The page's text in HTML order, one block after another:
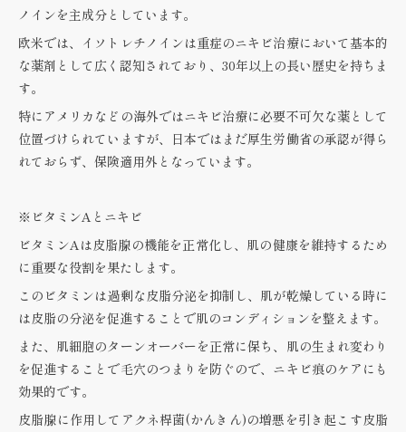
ノインを主成分としています。
欧米では、イソトレチノインは重症のニキビ治療において基本的
な薬剤として広く認知されており、30年以上の長い歴史を持ちま
す。
特にアメリカなどの海外ではニキビ治療に必要不可欠な薬として
位置づけられていますが、日本ではまだ厚生労働省の承認が得ら
れておらず、保険適用外となっています。
※ビタミンAとニキビ
ビタミンAは皮脂腺の機能を正常化し、肌の健康を維持するため
に重要な役割を果たします。
このビタミンは過剰な皮脂分泌を抑制し、肌が乾燥している時に
は皮脂の分泌を促進することで肌のコンディションを整えます。
また、肌細胞のターンオーバーを正常に保ち、肌の生まれ変わり
を促進することで毛穴のつまりを防ぐので、ニキビ痕のケアにも
効果的です。
皮脂腺に作用してアクネ桿菌(かんきん)の増悪を引き起こす皮脂